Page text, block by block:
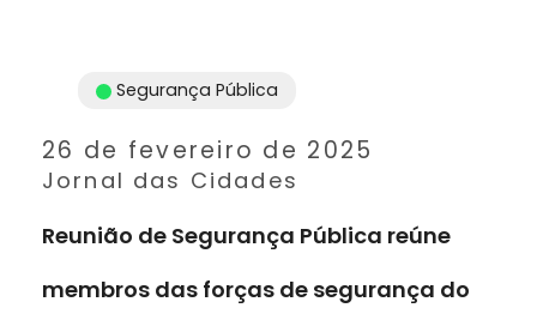
26 de fevereiro de 2025
Jornal das Cidades
Segurança Pública
Reunião de Segurança Pública reúne
membros das forças de segurança do